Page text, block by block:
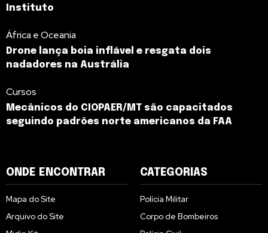
Instituto
África e Oceania
Drone lança boia inflável e resgata dois
nadadores na Austrália
Cursos
Mecânicos do CIOPAER/MT são capacitados
seguindo padrões norte americanos da FAA
ONDE ENCONTRAR
Mapa do Site
Arquivo do Site
CATEGORIAS
Polícia Militar
Corpo de Bombeiros